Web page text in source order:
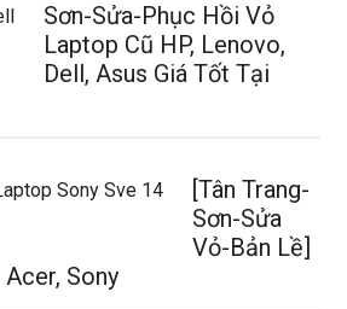
Sơn-Sửa-Phục Hồi Vỏ
Laptop Cũ HP, Lenovo,
Dell, Asus Giá Tốt Tại
[Tân Trang-
Sơn-Sửa
Vỏ-Bản Lề]
Sony